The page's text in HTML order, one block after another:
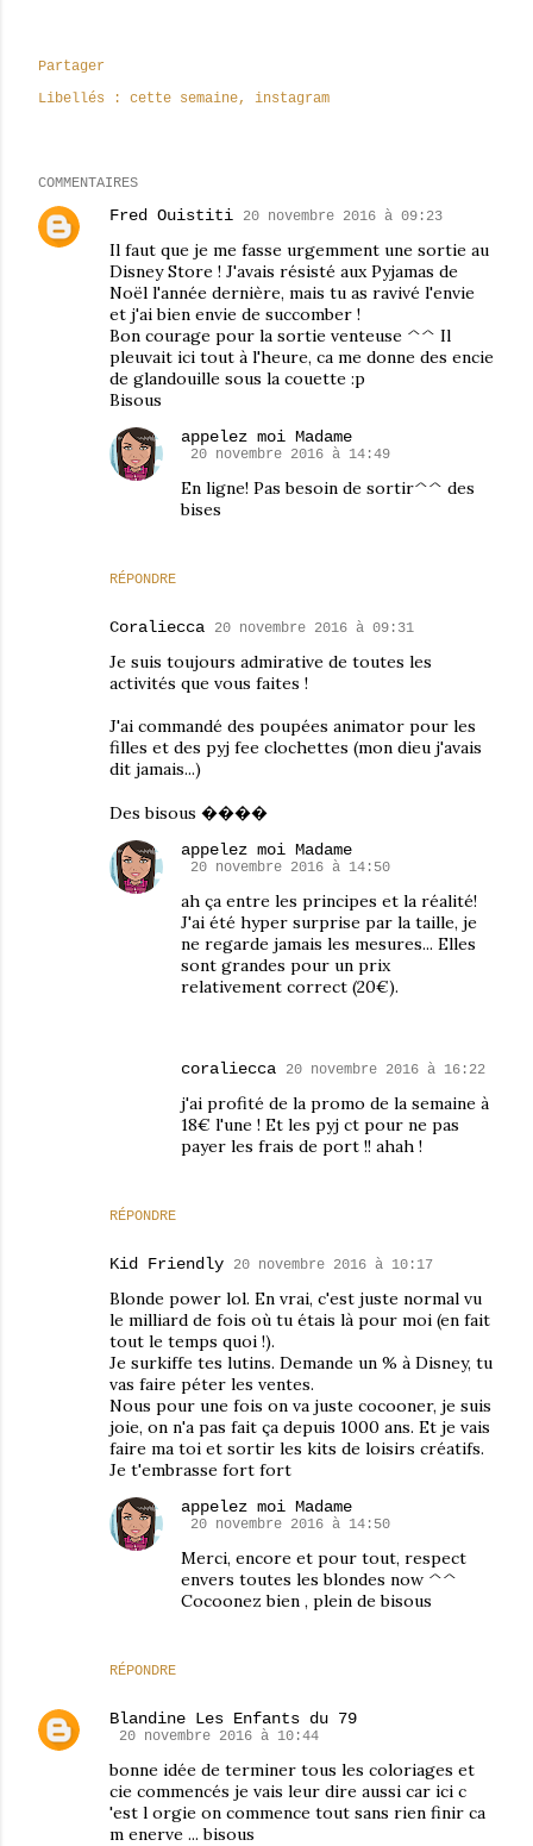
Partager
Libellés :
cette semaine instagram
COMMENTAIRES
Fred Ouistiti 20 novembre 2016 à 09:23
Il faut que je me fasse urgemment une sortie au
Disney Store ! J'avais résisté aux Pyjamas de
Noël l'année dernière, mais tu as ravivé l'envie
et j'ai bien envie de succomber !
Bon courage pour la sortie venteuse ^^ Il
pleuvait ici tout à l'heure, ca me donne des encie
de glandouille sous la couette :p
Bisous
RÉPONDRE
appelez moi Madame
20 novembre 2016 à 14:49
En ligne! Pas besoin de sortir^^ des
bises
Coraliecca 20 novembre 2016 à 09:31
Je suis toujours admirative de toutes les
activités que vous faites !
J'ai commandé des poupées animator pour les
filles et des pyj fee clochettes (mon dieu j'avais
dit jamais...)
Des bisous ����
RÉPONDRE
appelez moi Madame
20 novembre 2016 à 14:50
ah ça entre les principes et la réalité!
J'ai été hyper surprise par la taille, je
ne regarde jamais les mesures... Elles
sont grandes pour un prix
relativement correct (20€).
coraliecca 20 novembre 2016 à 16:22
j'ai profité de la promo de la semaine à
18€ l'une ! Et les pyj ct pour ne pas
payer les frais de port !! ahah !
Kid Friendly 20 novembre 2016 à 10:17
Blonde power lol. En vrai, c'est juste normal vu
le milliard de fois où tu étais là pour moi (en fait
tout le temps quoi !).
Je surkiffe tes lutins. Demande un % à Disney, tu
vas faire péter les ventes.
Nous pour une fois on va juste cocooner, je suis
joie, on n'a pas fait ça depuis 1000 ans. Et je vais
faire ma toi et sortir les kits de loisirs créatifs.
Je t'embrasse fort fort
RÉPONDRE
appelez moi Madame
20 novembre 2016 à 14:50
Merci, encore et pour tout, respect
envers toutes les blondes now ^^
Cocoonez bien , plein de bisous
Blandine Les Enfants du 79
20 novembre 2016 à 10:44
bonne idée de terminer tous les coloriages et
cie commencés je vais leur dire aussi car ici c
'est l orgie on commence tout sans rien finir ca
m enerve ... bisous